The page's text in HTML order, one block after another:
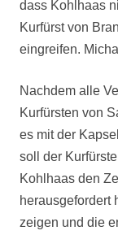
dass Kohlhaas
Kurfürst von
eingreifen.
Nachdem alle
Kurfürsten von
es mit der
soll der
Kohlhaas den
herausgefordert
zeigen und die